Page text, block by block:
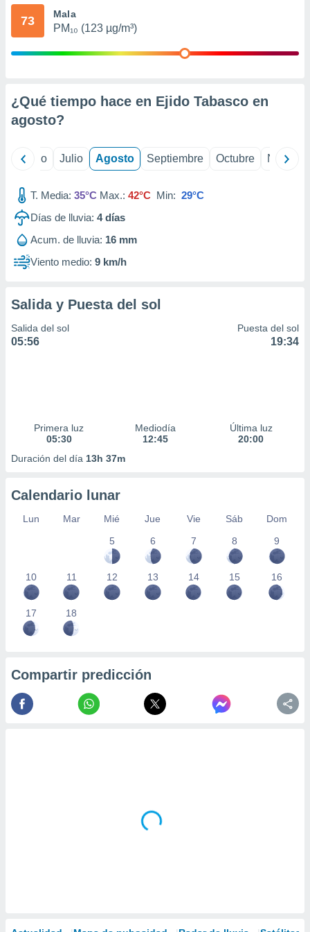
publicidad
1199
73 Mala
PM₁₀ (123 µg/m³)
¿Qué tiempo hace en Ejido Tabasco en
agosto?
Junio Julio Agosto Septiembre Octubre
T. Media: 35°C Max.: 42°C Min: 29°C
Días de lluvia: 4días
Acum. de lluvia: 16 mm
Viento medio: 9 km/h
Salida y Puesta del sol
Salida del sol
05:56
Puesta del sol
19:34
Primera luz
05:30
Mediodía
12:45
Última luz
20:00
Duración del día 13h 37m
Calendario lunar
Lun Mar Mié Jue Vie Sáb
Dom
5
6 7 8 9
10 11 12 13 14 15 16
17 18
Compartir predicción